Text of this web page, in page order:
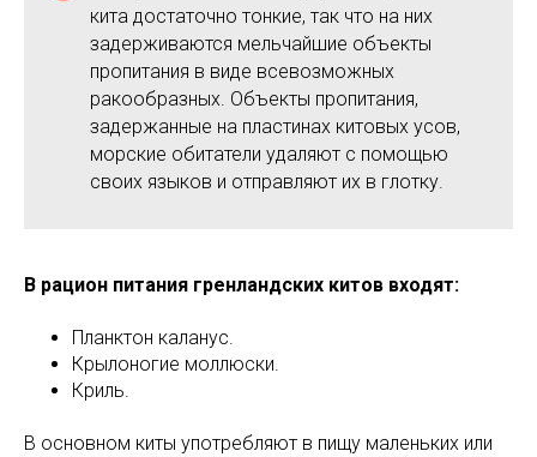
кита достаточно тонкие, так что на них
задерживаются мельчайшие объекты
пропитания в виде всевозможных
ракообразных. Объекты пропитания,
задержанные на пластинах китовых усов,
морские обитатели удаляют с помощью
своих языков и отправляют их в глотку.
В рацион питания гренландских китов входят:
Планктон каланус.
Крылоногие моллюски.
Криль.
В основном киты употребляют в пищу маленьких или